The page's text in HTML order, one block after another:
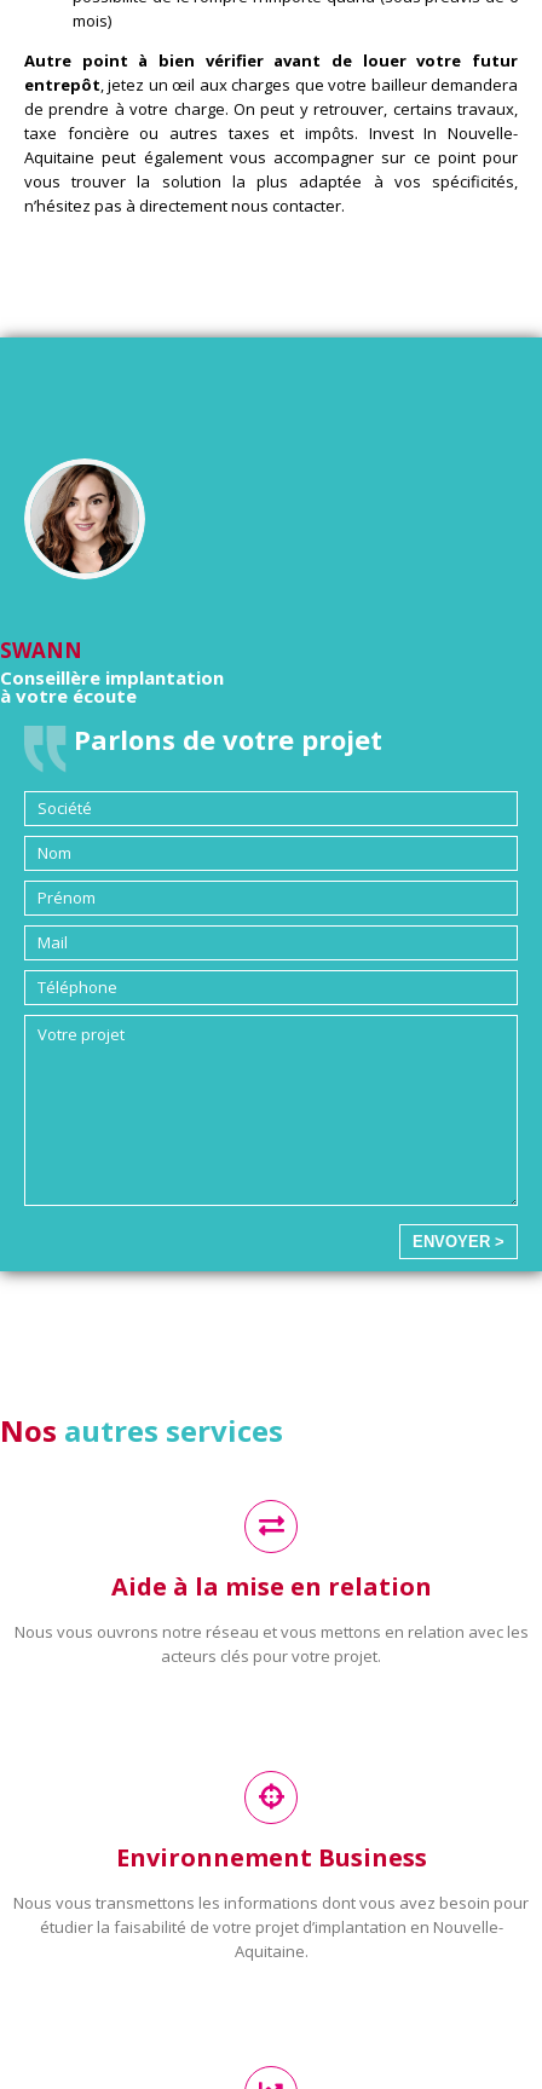
mois)
Autre point à bien vérifier avant de louer votre futur
entrepôt , jetez un œil aux charges que votre bailleur demandera
de prendre à votre charge. On peut y retrouver, certains travaux,
taxe foncière ou autres taxes et impôts. Invest In Nouvelle-
Aquitaine peut également vous accompagner sur ce point pour
vous trouver la solution la plus adaptée à vos spécificités,
n’hésitez pas à directement nous contacter.
SWANN
Conseillère implantation
à votre écoute
Parlons de votre projet
ENVOYER >
Nos autres services
Aide à la mise en relation
Nous vous ouvrons notre réseau et vous mettons en relation avec les
acteurs clés pour votre projet.
Environnement Business
Nous vous transmettons les informations dont vous avez besoin pour
étudier la faisabilité de votre projet d’implantation en Nouvelle-
Aquitaine.